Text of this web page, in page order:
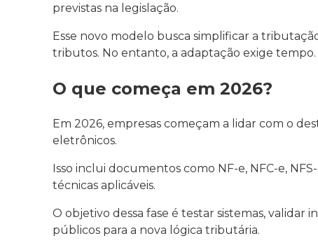
previstas na legislação.
Esse novo modelo busca simplificar a
tributos. No entanto, a adaptação exige tempo.
O que começa em 2026?
Em 2026, empresas começam a lidar com o
eletrônicos.
Isso inclui documentos como NF-e, NFC-e,
técnicas aplicáveis.
O objetivo dessa fase é testar sistemas, validar
públicos para a nova lógica tributária.